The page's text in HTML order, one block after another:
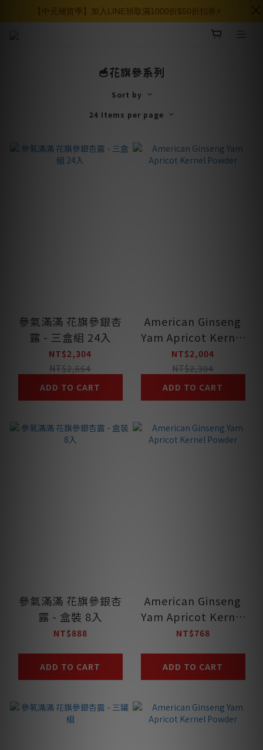
🥣花旗參系列
Sort by
24 Items per page
參氣滿滿 花旗參銀杏
露 - 三盒組 24入
NT$2,304
NT$2,664
ADD TO CART
American Ginseng
Yam Apricot Kernel
Powder
NT$2,004
NT$2,304
ADD TO CART
參氣滿滿 花旗參銀杏
露 - 盒裝 8入
NT$888
ADD TO CART
American Ginseng
Yam Apricot Kernel
Powder
NT$768
ADD TO CART
【中元補貨季】加入LINE領取滿1000折$50折扣券⚡️